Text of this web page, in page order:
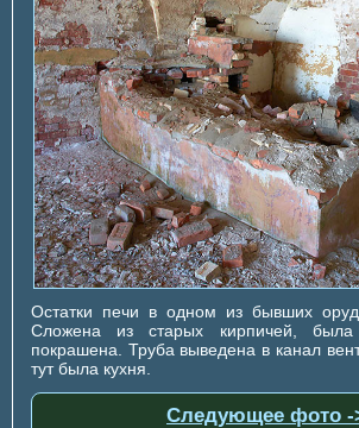
Остатки печи в одном из бывших
Сложена из старых кирпичей, была
покрашена. Труба выведена в канал
тут была кухня.
Следующее фото -